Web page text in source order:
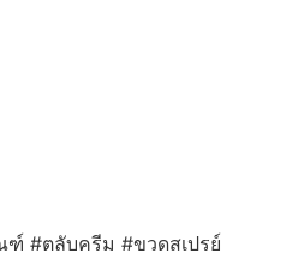
ฑ์ #ตลับครีม #ขวดสเปรย์